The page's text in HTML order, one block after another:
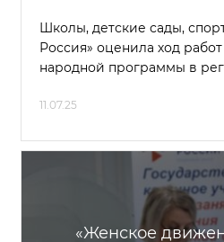
Школы, детские сады,
Россия» оценила ход
народной программы в
11.07.25
«Женское